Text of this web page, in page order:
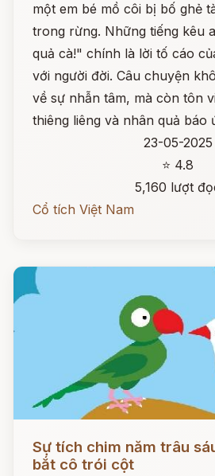
một em bé mồ côi bị bố ghẻ
trong rừng. Những tiếng kêu
quả cà!" chính là lời tố cáo
với người đời. Câu chuyện
về sự nhẫn tâm, mà còn tôn
thiêng liêng và nhân quả báo
23-05-2025
⭐ 4.8
5,160 lượt
Cổ tích Việt Nam
Sự tích chim năm trâu
bắt cô trói cột